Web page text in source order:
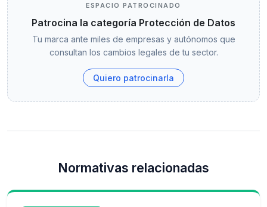
ESPACIO PATROCINADO
Patrocina la categoría Protección de Datos
Tu marca ante miles de empresas y autónomos que
consultan los cambios legales de tu sector.
Quiero patrocinarla
Normativas relacionadas